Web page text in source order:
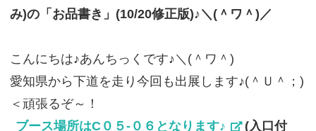
み)の「お品書き」(10/20修正版)♪＼(＾ワ＾)／
こんにちは♪あんちっくです♪＼(＾ワ＾)
愛知県から下道を走り今回も出展します♪(＾Ｕ＾；)
＜頑張るぞ～！
ブース場所はC０５-０６となります♪
(入口付